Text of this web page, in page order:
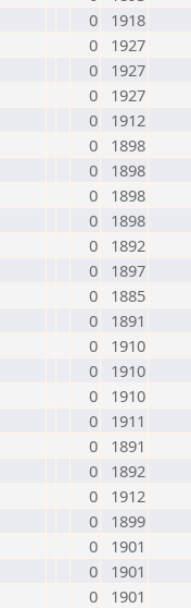
0
1918
0
1927
0
1927
0
1927
0
1912
0
1898
0
1898
0
1898
0
1898
0
1892
0
1897
0
1885
0
1891
0
1910
0
1910
0
1910
0
1911
0
1891
0
1892
0
1912
0
1899
0
1901
0
1901
0
1901